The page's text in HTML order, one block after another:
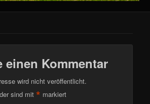
einen Kommentar
wird nicht veröffentlicht.
sind mit* markiert